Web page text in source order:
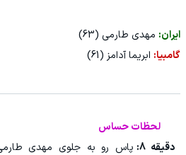
ایران: مهدی طارمی (63)
گامبیا: ابریما آدامز (61)
لحظات حساس
دقیقه 8:
پاس رو به جلوی مهدی